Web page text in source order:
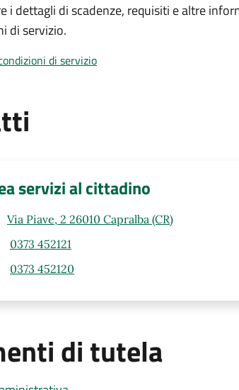
i dettagli di scadenze, requisiti e altre
di servizio.
di servizio
servizi al cittadino
Via Piave, 2 26010 Capralba (CR)
0373 452121
0373 452120
di tutela